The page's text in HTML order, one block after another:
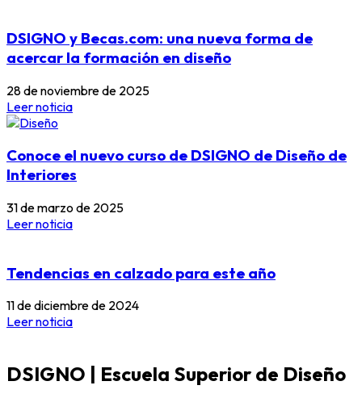
DSIGNO y Becas.com: una nueva forma de
acercar la formación en diseño
28 de noviembre de 2025
Leer noticia
Conoce el nuevo curso de DSIGNO de Diseño de
Interiores
31 de marzo de 2025
Leer noticia
Tendencias en calzado para este año
11 de diciembre de 2024
Leer noticia
DSIGNO | Escuela Superior de Diseño